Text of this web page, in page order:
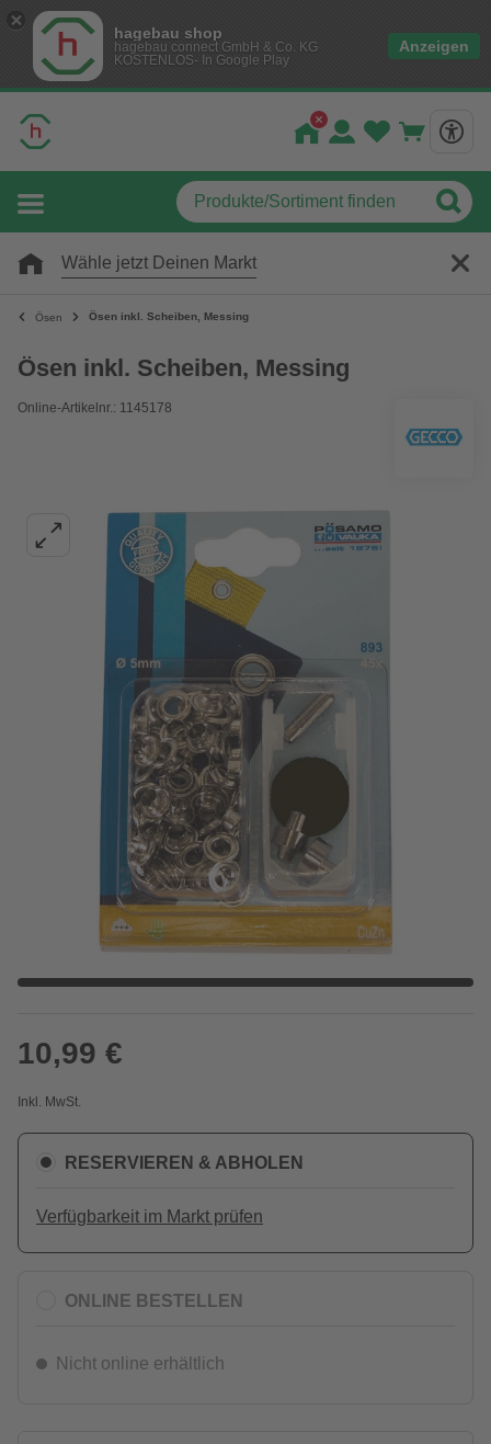
hagebau shop
hagebau connect GmbH & Co. KG
KOSTENLOS- In Google Play
Anzeigen
Wähle jetzt Deinen Markt
Ösen Ösen inkl. Scheiben, Messing
Ösen inkl. Scheiben, Messing
Online-Artikelnr.: 1145178
10,99 €
Inkl. MwSt.
RESERVIEREN & ABHOLEN
Verfügbarkeit im Markt prüfen
ONLINE BESTELLEN
Nicht online erhältlich